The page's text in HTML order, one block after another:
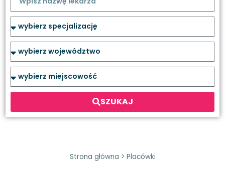
SZUKAJ
Strona główna > Placówki